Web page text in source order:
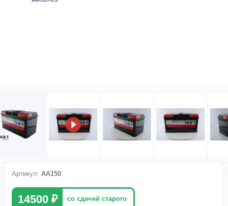
Артикул: АА150
14500 ₽ со сдачей старого